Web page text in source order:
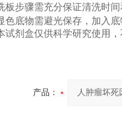
板步骤需充分保证清洗时
色底物需避光保存，加入
试剂盒仅供科学研究使用，
产品：